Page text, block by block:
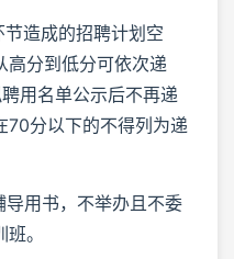
造成的招聘计划空
高分到低分可依次递
用名单公示后不再递
70分以下的不得列为递
用书，不举办且不委
。